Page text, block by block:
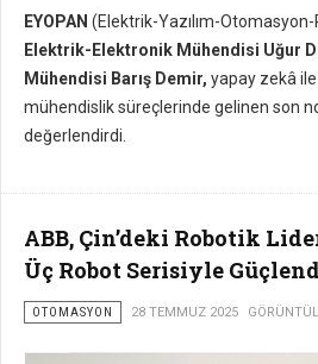
EYOPAN (Elektrik-Yazılım-
Elektrik-Elektronik Mühendisi Uğur
Mühendisi Barış Demir, yapay zekâ
mühendislik süreçlerinde gelinen son
değerlendirdi.
ABB, Çin’deki Robotik
Üç Robot Serisiyle
OTOMASYON 28 TEMMUZ 2025